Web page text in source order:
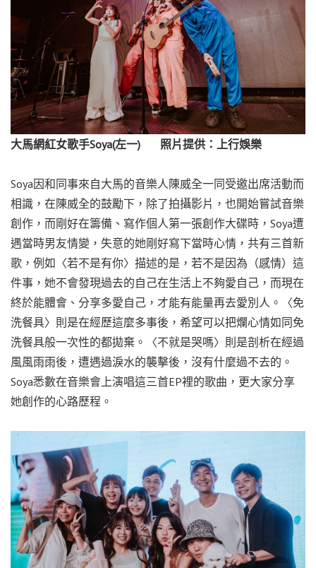
大馬網紅女歌手Soya(左一) 照片提供：上行娛樂
Soya因和同事來自大馬的音樂人陳威全一同受邀出席活動而
相識，在陳威全的鼓勵下，除了拍攝影片，也開始嘗試音樂
創作，而剛好在籌備、寫作個人第一張創作大碟時，Soya遭
遇當時男友情變，失意的她剛好寫下當時心情，共有三首新
歌，例如〈若不是有你〉描述的是，若不是因為（感情）這
件事，她不會發現過去的自己在生活上不夠愛自己，而現在
終於能體會、分享多愛自己，才能有能量再去愛別人。〈免
洗餐具〉則是在經歷這麼多事後，希望可以把爛心情如同免
洗餐具般一次性的都拋棄。〈不就是哭嗎〉則是剖析在經過
風風雨雨後，遭遇過淚水的襲擊後，沒有什麼過不去的。
Soya悉數在音樂會上演唱這三首EP裡的歌曲，更大家分享
她創作的心路歷程。